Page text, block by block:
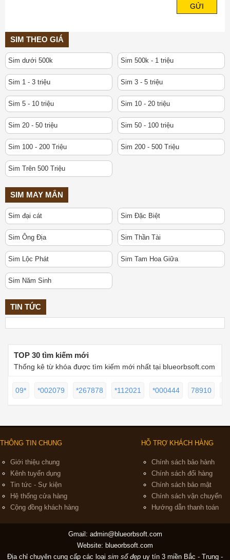
GỬI
SIM THEO GIÁ
Sim dưới 500k Sim 500k - 1 triệu
Sim 1 - 3 triệu Sim 3 - 5 triệu
Sim 5 - 10 triệu Sim 10 - 20 triệu
Sim 20 - 50 triệu Sim 50 - 100 triệu
Sim 100 - 200 Triệu Sim 200 - 500 Triệu
Sim Trên 500 Triệu
SIM MAY MẮN
Sim đại cát Sim Đặc Biệt
Sim Ông Địa Sim Thần Tài
Sim Lộc Phát Sim Tam Hoa Giữa
Sim Năm Sinh
TIN TỨC
TOP 30 tìm kiếm mới
Thống kê từ khóa được tìm kiếm mới nhất tại blueorbsoft.com
09* *002079 *267878 *112021 *000444 78910
THÔNG TIN CHUNG
Giới thiệu chung
Kênh tuyển dụng
Tin tức - Sự kiện
Hệ thống cửa hàng
Cộng đồng khách hàng
HỖ TRỢ KHÁCH HÀNG
Chính sách bảo hành
Chính sách đổi hàng
Chính sách bảo mật
Chính sách vận chuyển
Hướng dẫn thanh toán
Gmail: admin@blueorbsoft.com
Website: blueorbsoft.com
Địa chỉ chuyên cung cấp các loại sim số đẹp uy tín 3 miền Bắc - Trung -